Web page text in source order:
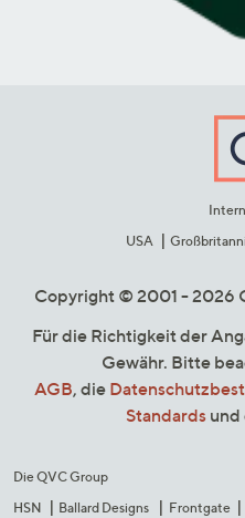
USA
Copyright © 2001 - 2026
Für die Richtigkeit der
Gewähr. Bitte
AGB, die
Standards und
Die QVC Group
HSN
Ballard Designs Frontgate